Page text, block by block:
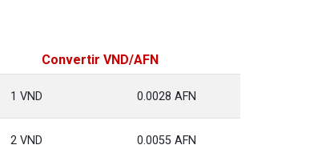
Convertir VND/AFN
1 VND 0.0028 AFN
2 VND 0.0055 AFN